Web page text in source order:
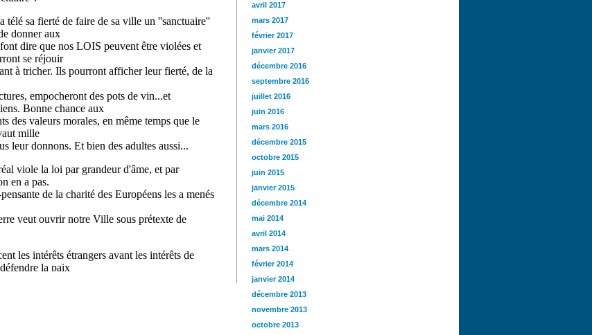
avril 2017
mars 2017
février 2017
janvier 2017
décembre 2016
septembre 2016
juillet 2016
juin 2016
mars 2016
décembre 2015
octobre 2015
juin 2015
janvier 2015
décembre 2014
mai 2014
avril 2014
mars 2014
février 2014
janvier 2014
décembre 2013
novembre 2013
octobre 2013